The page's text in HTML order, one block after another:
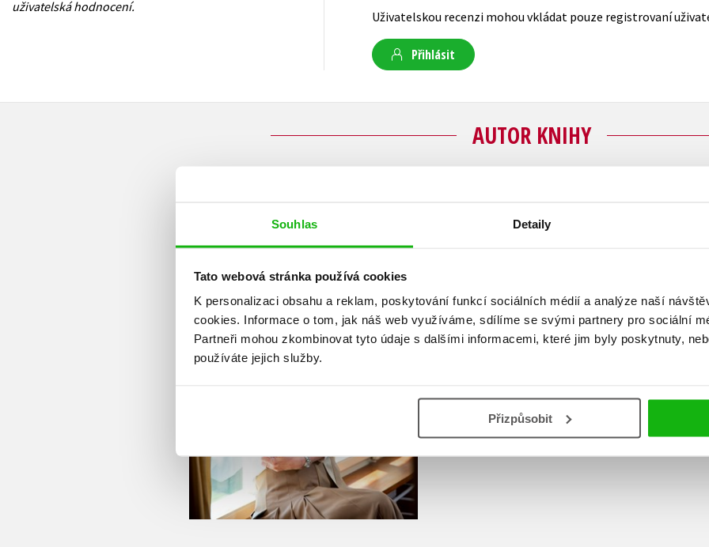
Souhlas Detaily
Tato webová stránka používá cookies
K personalizaci obsahu a reklam, poskytování funkcí sociálních médií a analýze naší
cookies. Informace o tom, jak náš web využíváme, sdílíme se svými partnery pro sociální
Partneři mohou zkombinovat tyto údaje s dalšími informacemi, které jim byly poskytnuty,
používáte jejich služby.
Přizpůsobit
uživatelská hodnocení.
Uživatelskou recenzi mohou vkládat pouze registrovaní
Přihlásit
AUTOR KNIHY
SesterstvoaMnohokluk , jako samostatná
dobrodružný románBarabiznav edici
Sestry Foxovyautorka vydala v roce 2017. V
Zobrazit profil autora